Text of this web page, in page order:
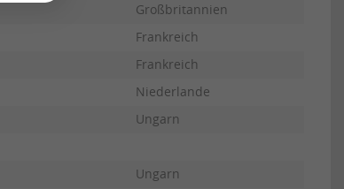
Großbritannien
Frankreich
Frankreich
Niederlande
Ungarn
Ungarn